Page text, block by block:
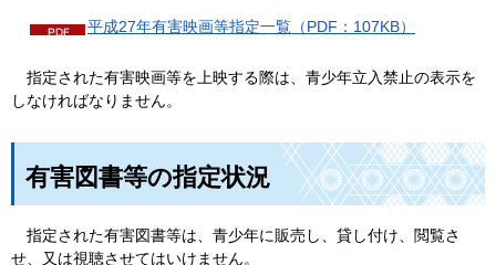
平成27年有害映画等指定一覧（PDF：107KB）
指定された有害映画等を上映する際は、青少年立入禁止の表示を
しなければなりません。
有害図書等の指定状況
指定された有害図書等は、青少年に販売し、貸し付け、閲覧さ
せ、又は視聴させてはいけません。